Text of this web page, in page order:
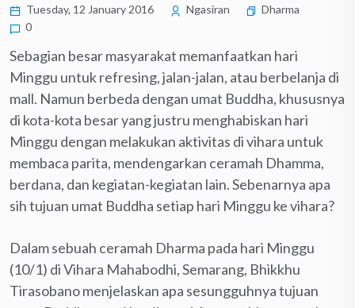
Tuesday, 12 January 2016 Ngasiran
Dharma
0
Sebagian besar masyarakat memanfaatkan hari
Minggu untuk refresing, jalan-jalan, atau berbelanja di
mall. Namun berbeda dengan umat Buddha, khususnya
di kota-kota besar yang justru menghabiskan hari
Minggu dengan melakukan aktivitas di vihara untuk
membaca parita, mendengarkan ceramah Dhamma,
berdana, dan kegiatan-kegiatan lain. Sebenarnya apa
sih tujuan umat Buddha setiap hari Minggu ke vihara?
Dalam sebuah ceramah Dharma pada hari Minggu
(10/1) di Vihara Mahabodhi, Semarang, Bhikkhu
Tirasobano menjelaskan apa sesungguhnya tujuan